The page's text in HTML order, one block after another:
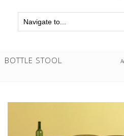
BOTTLE STOOL